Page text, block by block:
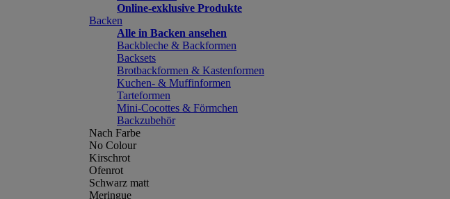
Online-exklusive Produkte
Backen
Alle in Backen ansehen
Backbleche & Backformen
Backsets
Brotbackformen & Kastenformen
Kuchen- & Muffinformen
Tarteformen
Mini-Cocottes & Förmchen
Backzubehör
Nach Farbe
No Colour
Kirschrot
Ofenrot
Schwarz matt
Meringue